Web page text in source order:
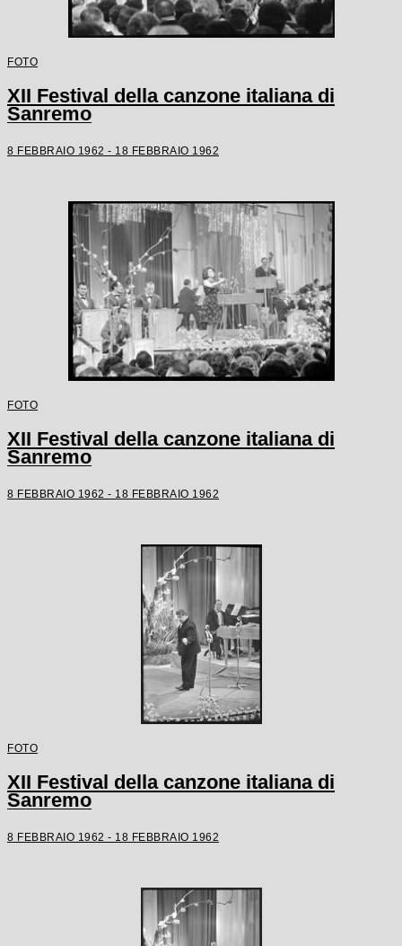
FOTO
XII Festival della canzone italiana di
Sanremo
8 FEBBRAIO 1962 - 18 FEBBRAIO 1962
FOTO
XII Festival della canzone italiana di
Sanremo
8 FEBBRAIO 1962 - 18 FEBBRAIO 1962
FOTO
XII Festival della canzone italiana di
Sanremo
8 FEBBRAIO 1962 - 18 FEBBRAIO 1962